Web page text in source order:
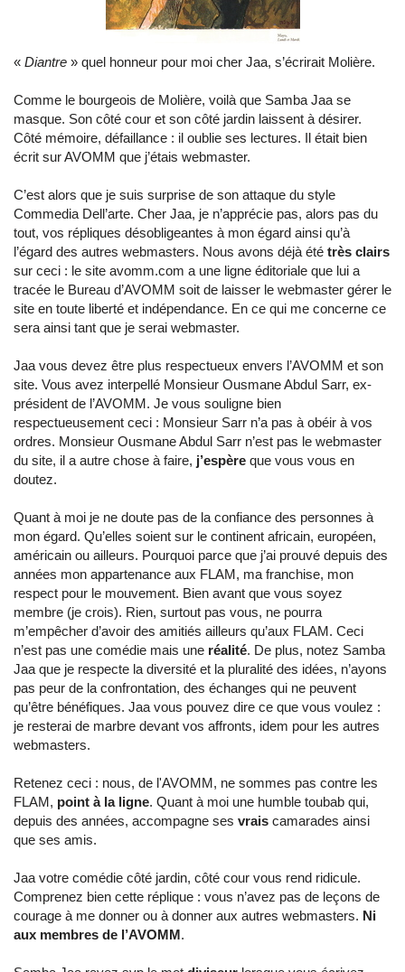
« Diantre » quel honneur pour moi cher Jaa, s’écrirait Molière.
Comme le bourgeois de Molière, voilà que Samba Jaa se
masque. Son côté cour et son côté jardin laissent à désirer.
Côté mémoire, défaillance : il oublie ses lectures. Il était bien
écrit sur AVOMM que j’étais webmaster.
C’est alors que je suis surprise de son attaque du style
Commedia Dell’arte. Cher Jaa, je n’apprécie pas, alors pas du
tout, vos répliques désobligeantes à mon égard ainsi qu’à
l’égard des autres webmasters. Nous avons déjà été très clairs
sur ceci : le site avomm.com a une ligne éditoriale que lui a
tracée le Bureau d’AVOMM soit de laisser le webmaster gérer le
site en toute liberté et indépendance. En ce qui me concerne ce
sera ainsi tant que je serai webmaster.
Jaa vous devez être plus respectueux envers l’AVOMM et son
site. Vous avez interpellé Monsieur Ousmane Abdul Sarr, ex-
président de l’AVOMM. Je vous souligne bien
respectueusement ceci : Monsieur Sarr n’a pas à obéir à vos
ordres. Monsieur Ousmane Abdul Sarr n’est pas le webmaster
du site, il a autre chose à faire, j’espère que vous vous en
doutez.
Quant à moi je ne doute pas de la confiance des personnes à
mon égard. Qu’elles soient sur le continent africain, européen,
américain ou ailleurs. Pourquoi parce que j’ai prouvé depuis des
années mon appartenance aux FLAM, ma franchise, mon
respect pour le mouvement. Bien avant que vous soyez
membre (je crois). Rien, surtout pas vous, ne pourra
m’empêcher d’avoir des amitiés ailleurs qu’aux FLAM. Ceci
n’est pas une comédie mais une réalité. De plus, notez Samba
Jaa que je respecte la diversité et la pluralité des idées, n’ayons
pas peur de la confrontation, des échanges qui ne peuvent
qu’être bénéfiques. Jaa vous pouvez dire ce que vous voulez :
je resterai de marbre devant vos affronts, idem pour les autres
webmasters.
Retenez ceci : nous, de l'AVOMM, ne sommes pas contre les
FLAM, point à la ligne. Quant à moi une humble toubab qui,
depuis des années, accompagne ses vrais camarades ainsi
que ses amis.
Jaa votre comédie côté jardin, côté cour vous rend ridicule.
Comprenez bien cette réplique : vous n’avez pas de leçons de
courage à me donner ou à donner aux autres webmasters. Ni
aux membres de l’AVOMM.